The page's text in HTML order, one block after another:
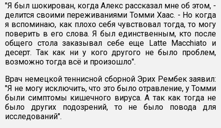
"Я был шокирован, когда Алекс рассказал мне об этом, -
делится своими переживаниями Томми Хаас. - Но когда
я вспоминаю, как плохо себя чувствовал тогда, то могу
поверить в его слова. Я был единственным, кто после
общего стола заказывал себе еще Latte Macchiato и
десерт. Так как ни у кого другого не было проблем,
возможно тогда всё и произошло".
Врач немецкой теннисной сборной Эрих Рембек заявил:
"Я не могу исключить, что это было отравление, у Томми
были симптомы кишечного вируса. А так как тогда не
было других подозрений, то не было повода для
исследований".